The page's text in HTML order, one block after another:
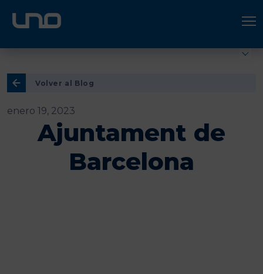
ÚNETE A UNO LOGÍSTICA
Volver al Blog
enero 19, 2023
Ajuntament de
Barcelona